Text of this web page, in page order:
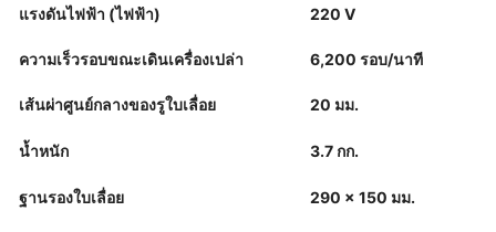
แรงดันไฟฟ้า (ไฟฟ้า) 220 V
ความเร็วรอบขณะเดินเครื่องเปล่า 6,200 รอบ/นาที
เส้นผ่าศูนย์กลางของรูใบเลื่อย 20 มม.
น้ำหนัก 3.7 กก.
ฐานรองใบเลื่อย 290 x 150 มม.